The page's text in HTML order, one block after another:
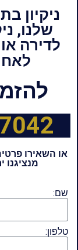
ניקיון
שלנו,
לדירה
או השאירו
מנציגנו
שם:
טלפון: